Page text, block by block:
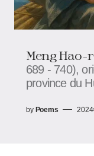
Meng Hao-
689 - 740),
province du
by Poems 2024